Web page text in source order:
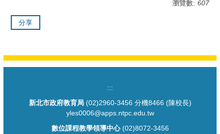
瀏覽數: 607
分享
:::
新北市政府教育局(02)2960-3456 分機8466 (陳校長)
yles0006@apps.ntpc.edu.tw
數位課程教學領導中心(02)8072-3456